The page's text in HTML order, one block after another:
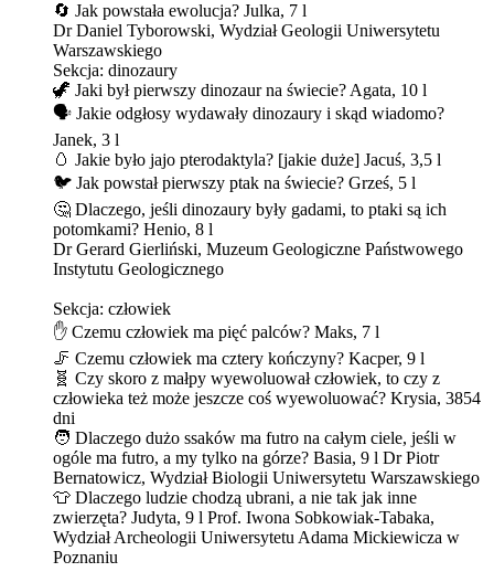
🔄 Jak powstała ewolucja? Julka, 7 l
Dr Daniel Tyborowski, Wydział Geologii Uniwersytetu
Warszawskiego
Sekcja: dinozaury
🦖 Jaki był pierwszy dinozaur na świecie? Agata, 10 l
🗣️ Jakie odgłosy wydawały dinozaury i skąd wiadomo?
Janek, 3 l
🥚 Jakie było jajo pterodaktyla? [jakie duże] Jacuś, 3,5 l
🐦 Jak powstał pierwszy ptak na świecie? Grześ, 5 l
🤔 Dlaczego, jeśli dinozaury były gadami, to ptaki są ich
potomkami? Henio, 8 l
Dr Gerard Gierliński, Muzeum Geologiczne Państwowego
Instytutu Geologicznego
Sekcja: człowiek
✋ Czemu człowiek ma pięć palców? Maks, 7 l
🦵 Czemu człowiek ma cztery kończyny? Kacper, 9 l
🧬 Czy skoro z małpy wyewoluował człowiek, to czy z
człowieka też może jeszcze coś wyewoluować? Krysia, 3854
dni
🧑 Dlaczego dużo ssaków ma futro na całym ciele, jeśli w
ogóle ma futro, a my tylko na górze? Basia, 9 l Dr Piotr
Bernatowicz, Wydział Biologii Uniwersytetu Warszawskiego
👕 Dlaczego ludzie chodzą ubrani, a nie tak jak inne
zwierzęta? Judyta, 9 l Prof. Iwona Sobkowiak-Tabaka,
Wydział Archeologii Uniwersytetu Adama Mickiewicza w
Poznaniu